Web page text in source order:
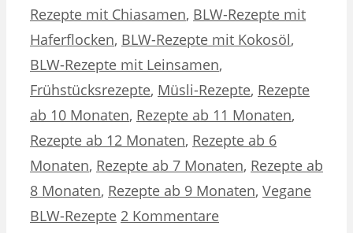
Rezepte mit Chiasamen, BLW-Rezepte mit
Haferflocken, BLW-Rezepte mit Kokosöl,
BLW-Rezepte mit Leinsamen,
Frühstücksrezepte, Müsli-Rezepte, Rezepte
ab 10 Monaten, Rezepte ab 11 Monaten,
Rezepte ab 12 Monaten, Rezepte ab 6
Monaten, Rezepte ab 7 Monaten, Rezepte ab
8 Monaten, Rezepte ab 9 Monaten, Vegane
BLW-Rezepte 2 Kommentare